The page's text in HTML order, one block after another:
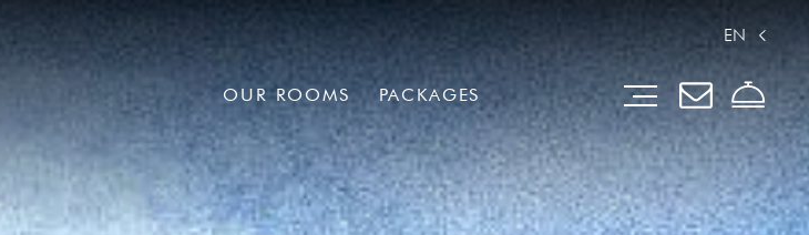
EN
OUR ROOMS PACKAGES